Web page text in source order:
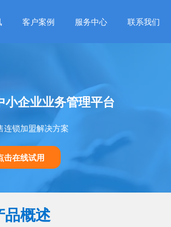
客户案例 服务中心 联系我们
小企业业务管理平台
连锁加盟解决方案
击在线试用
品概述